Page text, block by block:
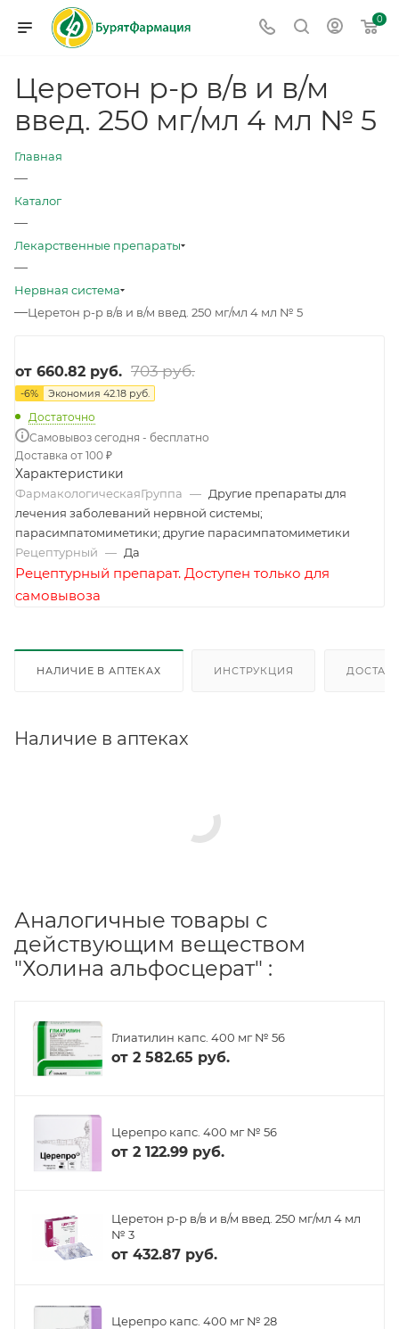
0
Церетон р-р в/в и в/м
введ. 250 мг/мл 4 мл № 5
Главная
—
Каталог
—
Лекарственные препараты
—
Нервная система
—Церетон р-р в/в и в/м введ. 250 мг/мл 4 мл № 5
от 660.82 руб. 703 руб.
-6% Экономия 42.18 руб.
Достаточно
Самовывоз сегодня - бесплатно
Доставка от 100 ₽
Характеристики
ФармакологическаяГруппа — Другие препараты для
лечения заболеваний нервной системы;
парасимпатомиметики; другие парасимпатомиметики
Рецептурный — Да
Рецептурный препарат. Доступен только для
самовывоза
НАЛИЧИЕ В АПТЕКАХ ИНСТРУКЦИЯ
Наличие в аптеках
Аналогичные товары с
действующим веществом
"Холина альфосцерат" :
Глиатилин капс. 400 мг № 56
от 2 582.65 руб.
Церепро капс. 400 мг № 56
от 2 122.99 руб.
Церетон р-р в/в и в/м введ. 250 мг/мл 4 мл
№ 3
от 432.87 руб.
Церепро капс. 400 мг № 28